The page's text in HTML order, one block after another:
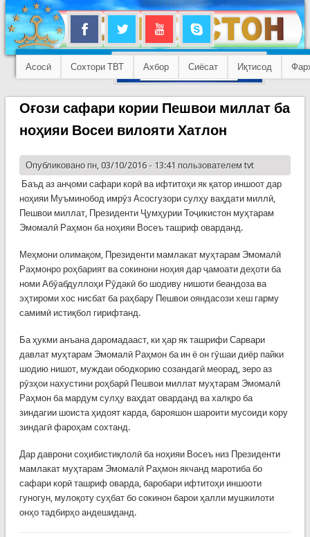
Асосӣ Сохтори ТВТ Ахбор Сиёсат Иқтисод
Оғози сафари кории Пешвои миллат ба
ноҳияи Восеи вилояти Хатлон
Опубликовано пн, 03/10/2016 - 13:41 пользователем tvt
Баъд аз анҷоми сафари корӣ ва ифтитоҳи як қатор иншоот дар
ноҳияи Муъминобод имрӯз Асосгузори сулҳу ваҳдати миллӣ,
Пешвои миллат, Президенти Ҷумҳурии Тоҷикистон муҳтарам
Эмомалӣ Раҳмон ба ноҳияи Восеъ ташриф оварданд.
Меҳмони олимақом, Президенти мамлакат муҳтарам Эмомалӣ
Раҳмонро роҳбарият ва сокинони ноҳия дар ҷамоати деҳоти ба
номи Абӯабдуллоҳи Рӯдакӣ бо шодиву нишоти беандоза ва
эҳтироми хос нисбат ба раҳбару Пешвои ояндасози хеш гарму
самимӣ истиқбол гирифтанд.
Ба ҳукми анъана даромадааст, ки ҳар як ташрифи Сарвари
давлат муҳтарам Эмомалӣ Раҳмон ба ин ё он гӯшаи диёр пайки
шодию нишот, муждаи ободкорию созандагӣ меорад, зеро аз
рӯзҳои нахустини роҳбарӣ Пешвои миллат муҳтарам Эмомалӣ
Раҳмон ба мардум сулҳу ваҳдат оварданд ва халқро ба
зиндагии шоиста ҳидоят карда, барояшон шароити мусоиди кору
зиндагӣ фароҳам сохтанд.
Дар даврони соҳибистиқлолӣ ба ноҳияи Восеъ низ Президенти
мамлакат муҳтарам Эмомалӣ Раҳмон якчанд маротиба бо
сафари корӣ ташриф оварда, баробари ифтитоҳи иншооти
гуногун, мулоқоту суҳбат бо сокинон барои ҳалли мушкилоти
онҳо тадбирҳо андешиданд.